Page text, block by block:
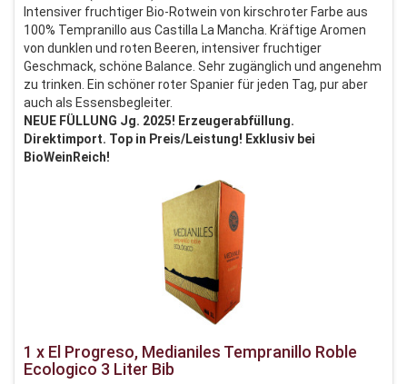
Intensiver fruchtiger Bio-Rotwein von kirschroter Farbe aus
100% Tempranillo aus Castilla La Mancha. Kräftige Aromen
von dunklen und roten Beeren, intensiver fruchtiger
Geschmack, schöne Balance. Sehr zugänglich und angenehm
zu trinken. Ein schöner roter Spanier für jeden Tag, pur aber
auch als Essensbegleiter.
NEUE FÜLLUNG Jg. 2025! Erzeugerabfüllung.
Direktimport. Top in Preis/Leistung! Exklusiv bei
BioWeinReich!
1 x El Progreso, Medianiles Tempranillo Roble
Ecologico 3 Liter Bib